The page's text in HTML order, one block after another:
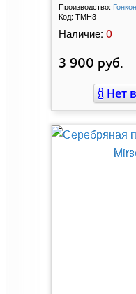
Производство:
Код: ТМН3
Наличие: 0
3 900 руб.
Нет